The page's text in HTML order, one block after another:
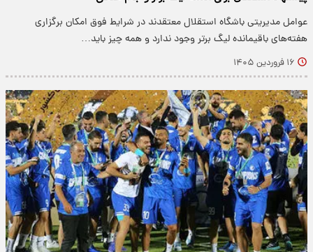
عوامل مدیریتی باشگاه استقلال معتقدند در شرایط فوق امکان برگزاری
هفته‌های باقیمانده لیگ برتر وجود ندارد و همه چیز باید…
۱۶ فروردین ۱۴۰۵